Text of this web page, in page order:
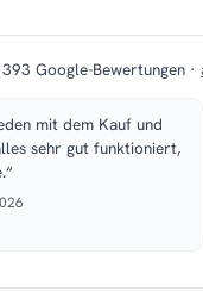
393 Google-Bewertungen ·
mit dem Kauf und
sehr gut funktioniert,